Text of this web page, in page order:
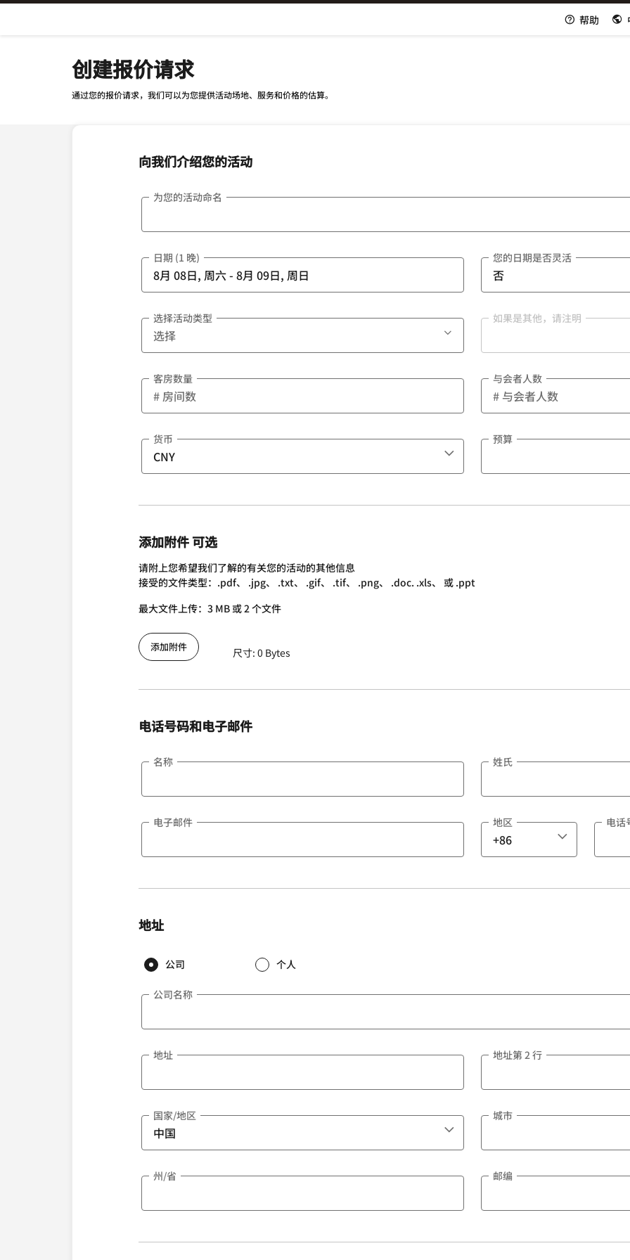
Skip To Content
帮助
创建报价请求
通过您的报价请求，我们可以为您提供活动场地、服务和价格的估算。
向我们介绍您的活动
为您的活动命名
日期 (1 晚) 您的日期是否灵活
选择活动类型 如果是其他，请注明
客房数量 与会者人数
货币 预算
添加附件 可选
请附上您希望我们了解的有关您的活动的其他信息
接受的文件类型：.pdf、 .jpg、 .txt、 .gif、 .tif、 .png、 .doc. .xls、 或 .ppt
最大文件上传：3 MB 或 2 个文件
添加附件 尺寸: 0 Bytes
电话号码和电子邮件
名称 姓氏
电子邮件 地区 电话
地址
公司 个人
公司名称
地址 地址第 2 行
国家/地区 城市
州/省 邮编